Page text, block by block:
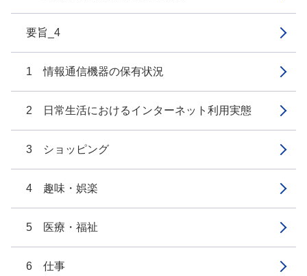
要旨_4
1 情報通信機器の保有状況
2 日常生活におけるインターネット利用実態
3 ショッピング
4 趣味・娯楽
5 医療・福祉
6 仕事